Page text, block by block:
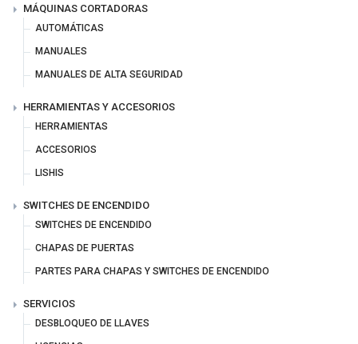
MÁQUINAS CORTADORAS
AUTOMÁTICAS
MANUALES
MANUALES DE ALTA SEGURIDAD
HERRAMIENTAS Y ACCESORIOS
HERRAMIENTAS
ACCESORIOS
LISHIS
SWITCHES DE ENCENDIDO
SWITCHES DE ENCENDIDO
CHAPAS DE PUERTAS
PARTES PARA CHAPAS Y SWITCHES DE ENCENDIDO
SERVICIOS
DESBLOQUEO DE LLAVES